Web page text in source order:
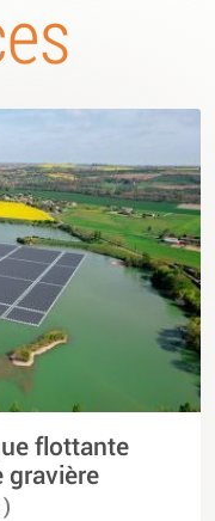
flottante
gravière